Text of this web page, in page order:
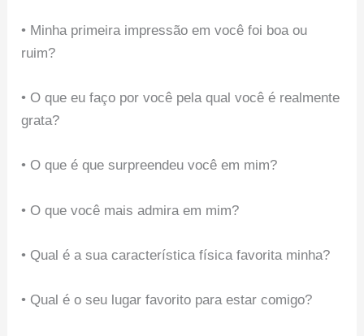
• Minha primeira impressão em você foi boa ou
ruim?
• O que eu faço por você pela qual você é realmente
grata?
• O que é que surpreendeu você em mim?
• O que você mais admira em mim?
• Qual é a sua característica física favorita minha?
• Qual é o seu lugar favorito para estar comigo?